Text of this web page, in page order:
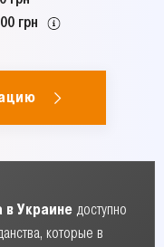
грн
Украине доступно
которые в